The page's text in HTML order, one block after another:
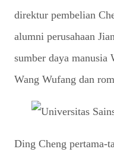
direktur pembelian
alumni perusahaan
sumber daya manusia
Wang Wufang dan
Ding Cheng pertama-